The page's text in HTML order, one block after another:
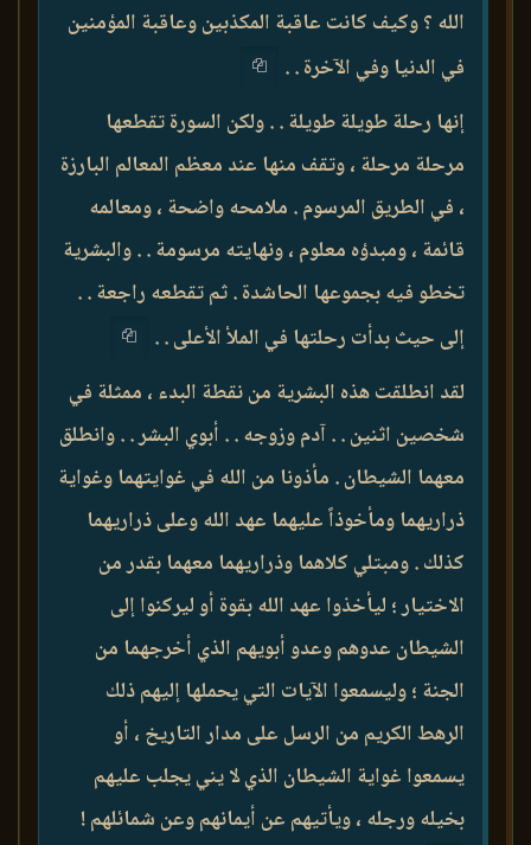
الله ؟ وكيف كانت عاقبة المكذبين وعاقبة المؤمنين
في الدنيا وفي الآخرة . .
إنها رحلة طويلة طويلة . . ولكن السورة تقطعها
مرحلة مرحلة ، وتقف منها عند معظم المعالم البارزة
، في الطريق المرسوم . ملامحه واضحة ، ومعالمه
قائمة ، ومبدؤه معلوم ، ونهايته مرسومة . . والبشرية
تخطو فيه بجموعها الحاشدة . ثم تقطعه راجعة . .
إلى حيث بدأت رحلتها في الملأ الأعلى . .
لقد انطلقت هذه البشرية من نقطة البدء ، ممثلة في
شخصين اثنين . . آدم وزوجه . . أبوي البشر . . وانطلق
معهما الشيطان . مأذونا من الله في غوايتهما وغواية
ذراريهما ومأخوذاً عليهما عهد الله وعلى ذراريهما
كذلك . ومبتلي كلاهما وذراريهما معهما بقدر من
الاختيار ؛ ليأخذوا عهد الله بقوة أو ليركنوا إلى
الشيطان عدوهم وعدو أبويهم الذي أخرجهما من
الجنة ؛ وليسمعوا الآيات التي يحملها إليهم ذلك
الرهط الكريم من الرسل على مدار التاريخ ، أو
يسمعوا غواية الشيطان الذي لا يني يجلب عليهم
بخيله ورجله ، ويأتيهم عن أيمانهم وعن شمائلهم !